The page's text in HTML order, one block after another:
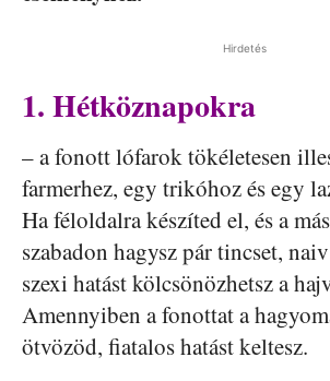
Hirdetés
1. Hétköznapokra
– a fonott lófarok tökéletesen
farmerhez, egy trikóhoz és egy
Ha féloldalra készíted el, és a
szabadon hagysz pár tincset,
szexi hatást kölcsönözhetsz a
Amennyiben a fonottat a
ötvözöd, fiatalos hatást keltesz.